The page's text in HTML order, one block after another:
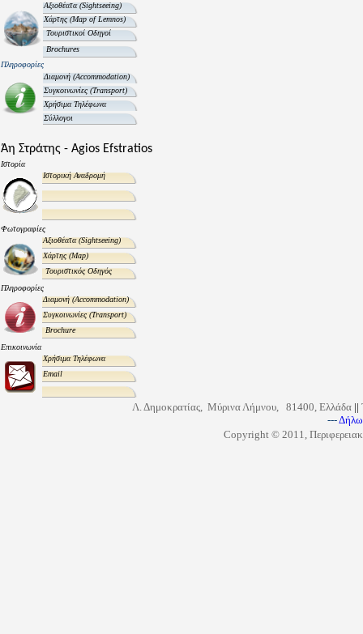
Αξιοθέατα(Sightseeing)
Χάρτης(Map of Lemnos)
Τουριστικοί Οδηγοί
Brochures
Πληροφορίες
Διαμονή (Accommodation)
Συγκοινωνίες (Transport)
Χρήσιμα Τηλέφωνα
Σύλλογοι
Άη Στράτης - Agios Efstratios
Ιστορία
Ιστορική Αναδρομή
Φωτογραφίες
Αξιοθέατα(Sightseeing)
Χάρτης(Map)
Τουριστικός Οδηγός
Πληροφορίες
Διαμονή(Accommodation)
Συγκοινωνίες(Transport)
Brochure
Επικοινωνία
Χρήσιμα Τηλέφωνα
Email
Λ. Δημοκρατίας, Μύρινα Λήμνου, 81400, Ελλάδα ||
---
Copyright © 2011,